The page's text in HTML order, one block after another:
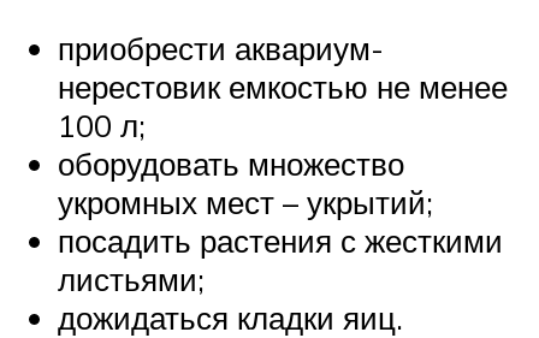
приобрести аквариум-
нерестовик емкостью не менее
100 л;
оборудовать множество
укромных мест – укрытий;
посадить растения с жесткими
листьями;
дожидаться кладки яиц.